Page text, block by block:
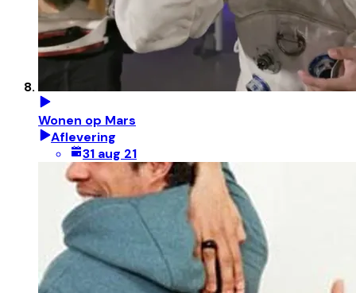
Wonen op Mars
Aflevering
31 aug 21